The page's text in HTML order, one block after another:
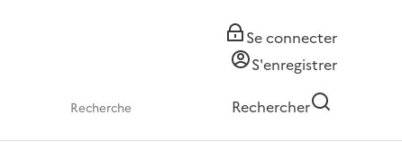
Se connecter
S'enregistrer
Rechercher